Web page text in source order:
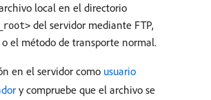
local en el directorio
del servidor mediante FTP,
o el método de transporte normal.
en el servidor como usuario
y compruebe que el archivo se